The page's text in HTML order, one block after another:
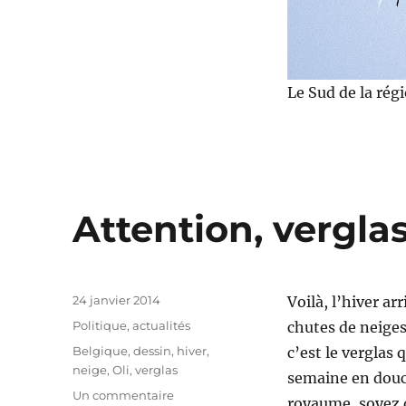
Le Sud de la
Attention,
Voilà, l’hiver
chutes de
c’est le verglas
semaine en
Publié
24 janvier 2014
Catégories
Politique, actualités
Étiquettes
Belgique,dessin, hiver,
neige,Oli,verglas
Un commentairesur